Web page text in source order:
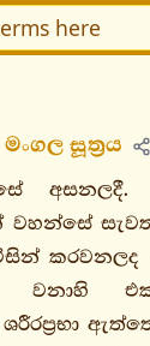
මංගල සූත්‍රය
අසනලදී.
වහන්සේ
කරවනලද
වනාහි
ශරීරප්‍රභා